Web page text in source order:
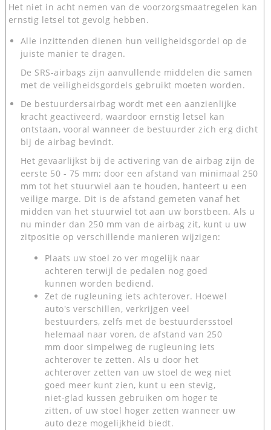
Het niet in acht nemen van de voorzorgsmaatregelen kan
ernstig letsel tot gevolg hebben.
Alle inzittenden dienen hun veiligheidsgordel op de
juiste manier te dragen.
De SRS-airbags zijn aanvullende middelen die samen
met de veiligheidsgordels gebruikt moeten worden.
De bestuurdersairbag wordt met een aanzienlijke
kracht geactiveerd, waardoor ernstig letsel kan
ontstaan, vooral wanneer de bestuurder zich erg dicht
bij de airbag bevindt.
Het gevaarlijkst bij de activering van de airbag zijn de
eerste 50 - 75 mm; door een afstand van minimaal 250
mm tot het stuurwiel aan te houden, hanteert u een
veilige marge. Dit is de afstand gemeten vanaf het
midden van het stuurwiel tot aan uw borstbeen. Als u
nu minder dan 250 mm van de airbag zit, kunt u uw
zitpositie op verschillende manieren wijzigen:
Plaats uw stoel zo ver mogelijk naar
achteren terwijl de pedalen nog goed
kunnen worden bediend.
Zet de rugleuning iets achterover. Hoewel
auto's verschillen, verkrijgen veel
bestuurders, zelfs met de bestuurdersstoel
helemaal naar voren, de afstand van 250
mm door simpelweg de rugleuning iets
achterover te zetten. Als u door het
achterover zetten van uw stoel de weg niet
goed meer kunt zien, kunt u een stevig,
niet-glad kussen gebruiken om hoger te
zitten, of uw stoel hoger zetten wanneer uw
auto deze mogelijkheid biedt.